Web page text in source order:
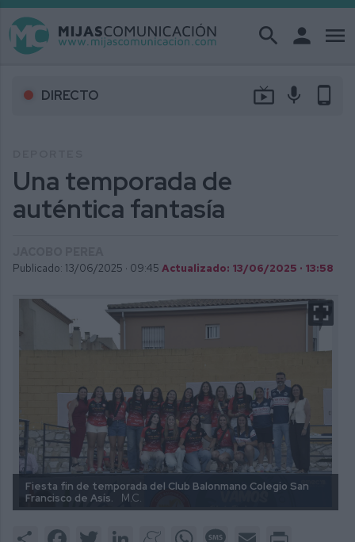
search person menu
DIRECTO live_tv mic phone_android
Una temporada de
auténtica fantasía
Publicado: 13/06/2025 · 09:45 Actualizado: 13/06/2025 · 13:58
Fiesta fin de temporada del Club Balonmano Colegio San
Francisco de Asís.
M.C.
Share FacebookTwitter LinkedInMeneameWhatsAppMessage
Email